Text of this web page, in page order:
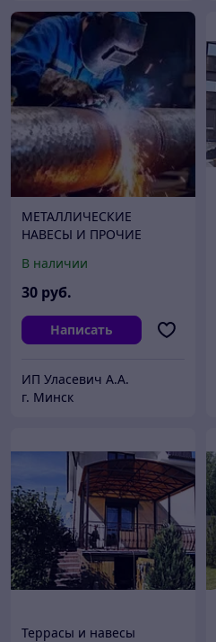
МЕТАЛЛИЧЕСКИЕ
НАВЕСЫ И ПРОЧИЕ
МЕТАЛЛООБРАБОТКИ в
Минске и Минском
районе
В наличии
30 руб.
Написать
ИП Уласевич А.А.
г. Минск
Террасы и навесы